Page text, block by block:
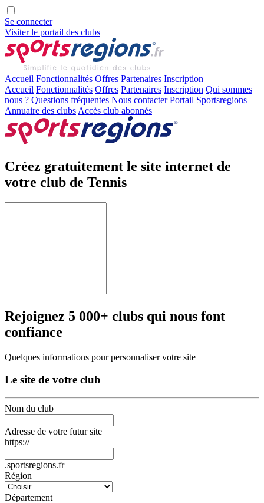
Se connecter
Visiter le portail des clubs
Accueil Fonctionnalités Offres Partenaires Inscription
Accueil Fonctionnalités Offres Partenaires Inscription Qui sommes
nous ? Questions fréquentes Nous contacter Portail Sportsregions
Annuaire des clubs Accès club abonnés
Créez gratuitement le site internet de
votre club de Tennis
Rejoignez 5 000+ clubs qui nous font
confiance
Quelques informations pour personnaliser votre site
Le site de votre club
Nom du club
Adresse de votre futur site
https://
.sportsregions.fr
Région
Département